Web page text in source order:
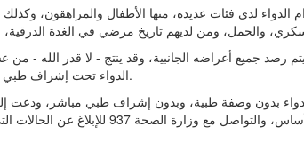
لدى فئات عديدة، منها الأطفال والمراهقون،
رصد جميع أعراضه الجانبية، وقد ينتج - لا قدر الله -
الدواء تحت إشراف طبي مباشر، ظهور أعراض جانبية خطيرة.
بدون وصفة طبية، وبدون إشراف طبي مباشر، ودعت
التشديد على أن النمط الصحي هو الأساس،